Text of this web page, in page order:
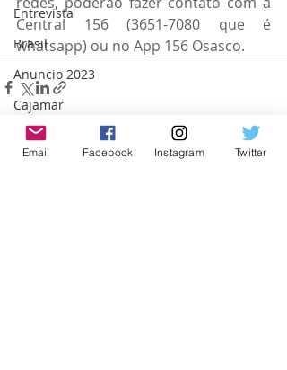
Entrevista
Brasil
Anuncio 2023
Cajamar
Central 156 (3651-7080 que é
whatsapp) ou no App 156 Osasco.
Email Facebook Instagram Twitter